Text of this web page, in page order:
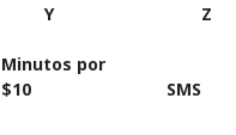
Y Z
Minutos por
⁦$10⁩
SMS